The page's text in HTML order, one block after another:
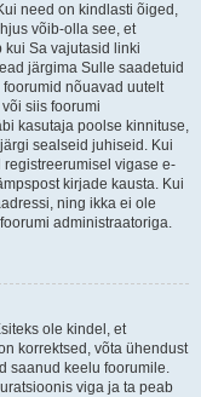
need on kindlasti õiged,
võib-olla see, et
kui Sa vajutasid linki
järgima Sulle saadetuid
nõuavad uutelt
siis foorumi
kasutaja poolse kinnituse,
sealseid juhiseid. Kui
vigase e-
kirjade kausta. Kui
ning ikka ei ole
administraatoriga.
ole kindel, et
korrektsed, võta ühendust
saanud keelu foorumile.
viga ja ta peab